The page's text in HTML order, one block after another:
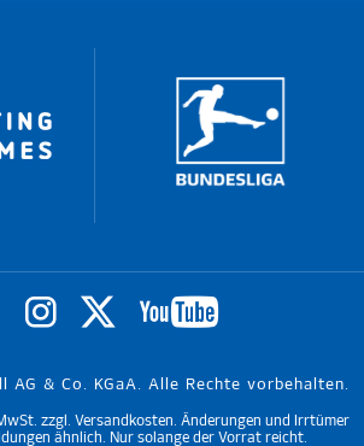
AG & Co. KGaA. Alle Rechte vorbehalten.
zzgl. Versandkosten. Änderungen und Irrtümer
ähnlich. Nur solange der Vorrat reicht.